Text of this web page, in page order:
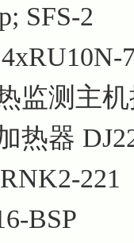
SFS-2
监测主
热器
221
BSP